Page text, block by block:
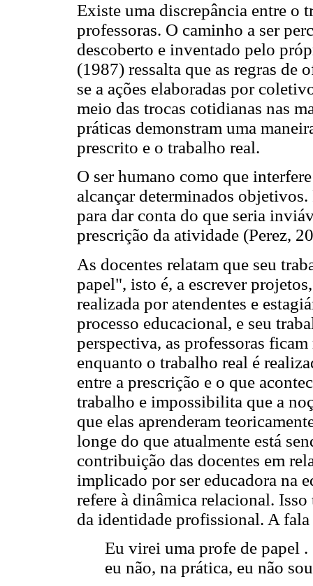
Existe uma discrepância entre o
professoras. O caminho a ser
descoberto e inventado pelo
(1987) ressalta que as regras de
se a ações elaboradas por
meio das trocas cotidianas nas
práticas demonstram uma
prescrito e o trabalho real.
O ser humano como que
alcançar determinados
para dar conta do que seria
prescrição da atividade (Perez,
As docentes relatam que seu
papel", isto é, a escrever
realizada por atendentes e
processo educacional, e seu
perspectiva, as professoras
enquanto o trabalho real é
entre a prescrição e o que
trabalho e impossibilita que a
que elas aprenderam
longe do que atualmente está
contribuição das docentes em
implicado por ser educadora na
refere à dinâmica relacional.
da identidade profissional. A
Eu virei uma profe de papel
eu não, na prática, eu não